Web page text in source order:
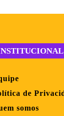
de
somos